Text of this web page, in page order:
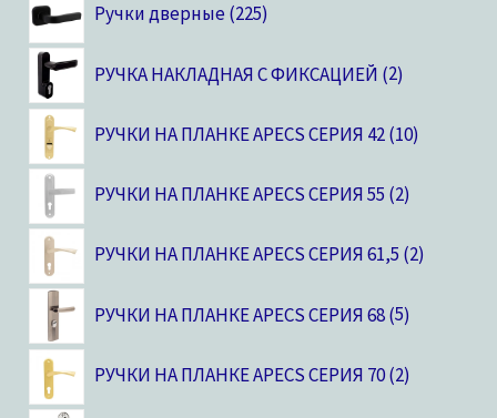
Ручки дверные 225
РУЧКА НАКЛАДНАЯ С ФИКСАЦИЕЙ 2
РУЧКИ НА ПЛАНКЕ APECS СЕРИЯ 42 10
РУЧКИ НА ПЛАНКЕ APECS СЕРИЯ 55 2
РУЧКИ НА ПЛАНКЕ APECS СЕРИЯ 61,5 2
РУЧКИ НА ПЛАНКЕ APECS СЕРИЯ 68 5
РУЧКИ НА ПЛАНКЕ APECS СЕРИЯ 70 2